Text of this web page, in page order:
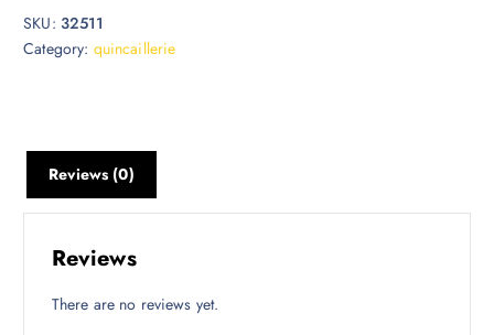
SKU: 32511
Category: quincaillerie
Reviews (0)
Reviews
There are no reviews yet.